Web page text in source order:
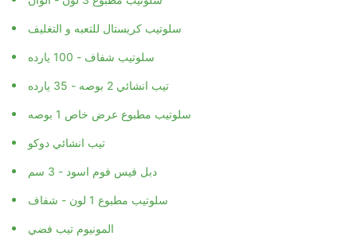
سلوتيب كريستال للتعبه و التغليف
سلوتيب شفاف - 100 يارده
تيب انشائي 2 بوصه - 35 يارده
سلوتيب مطبوع عرض خاص 1 بوصه
تيب انشائي دوكو
دبل فيس فوم اسود - 3 سم
سلوتيب مطبوع 1 لون - شفاف
المونيوم تيب فضي